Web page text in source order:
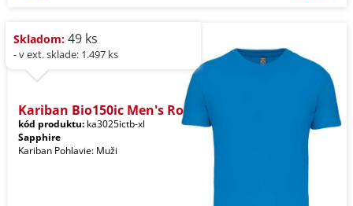
Skladom: 49 ks
- v ext. sklade: 1.497 ks
Kariban Bio150ic Men's Ro
kód produktu: ka3025ictb-xl
Sapphire
Kariban Pohlavie: Muži